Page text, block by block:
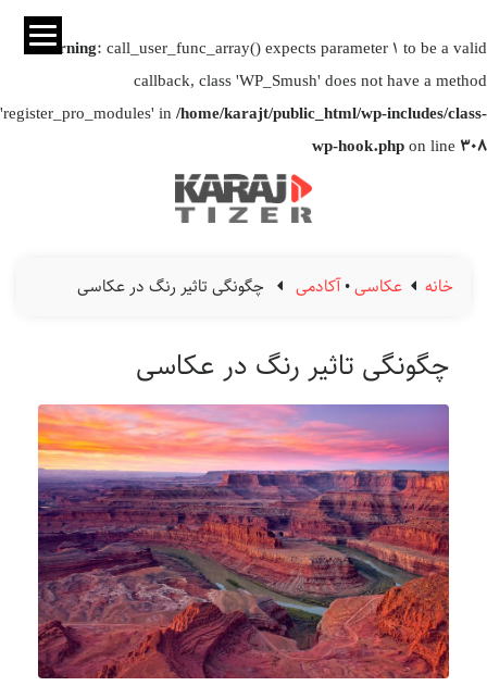
Warning: call_user_func_array() expects parameter 1 to be a valid
callback, class 'WP_Smush' does not have a method
'register_pro_modules' in/home/karajt/public_html/wp-includes/class-
wp-hook.phpon line 308
خانه عکاسی•آکادمی چگونگی تاثیر رنگ در عکاسی
چگونگی تاثیر رنگ در عکاسی